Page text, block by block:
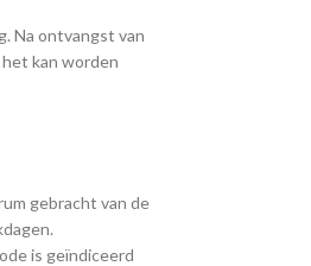
Na ontvangst van
kan worden
gebracht van de
is geïndiceerd